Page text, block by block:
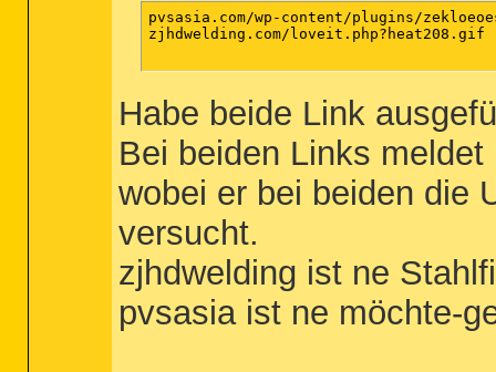
pvsasia.com/wp-content/plugins/
zjhdwelding.com/loveit.php?heat208.gif
Habe beide Link
Bei beiden Links
wobei er bei beiden die
versucht.
zjhdwelding ist ne
pvsasia ist ne möchte-